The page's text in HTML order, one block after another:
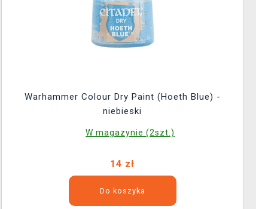
Warhammer Colour Dry Paint (Hoeth Blue) -
niebieski
W magazynie (2szt.)
14 zł
Do koszyka